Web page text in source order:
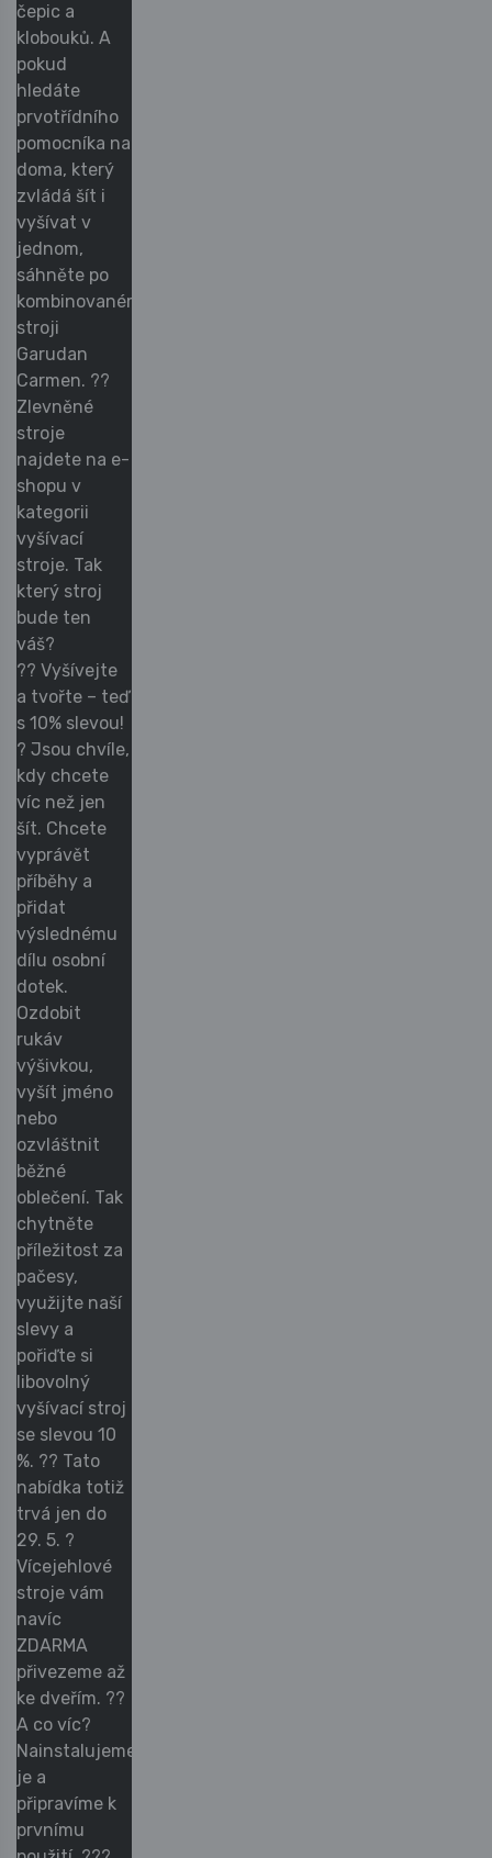
čepic a
klobouků. A
pokud
hledáte
prvotřídního
pomocníka na
doma, který
zvládá šít i
vyšívat v
jednom,
sáhněte po
kombinovaném
stroji
Garudan
Carmen. ??
Zlevněné
stroje
najdete na e-
shopu v
kategorii
vyšívací
stroje. Tak
který stroj
bude ten
váš?
?? Vyšívejte
a tvořte – teď
s 10% slevou!
? Jsou chvíle,
kdy chcete
víc než jen
šít. Chcete
vyprávět
příběhy a
přidat
výslednému
dílu osobní
dotek.
Ozdobit
rukáv
výšivkou,
vyšít jméno
nebo
ozvláštnit
běžné
oblečení. Tak
chytněte
příležitost za
pačesy,
využijte naší
slevy a
pořiďte si
libovolný
vyšívací stroj
se slevou 10
%. ?? Tato
nabídka totiž
trvá jen do
29. 5. ?
Vícejehlové
stroje vám
navíc
ZDARMA
přivezeme až
ke dveřím. ??
A co víc?
Nainstalujeme
je a
připravíme k
prvnímu